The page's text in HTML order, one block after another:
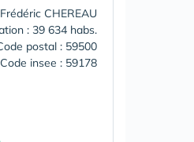
CHEREAU
: 39 634 habs.
postal : 59500
Code insee : 59178